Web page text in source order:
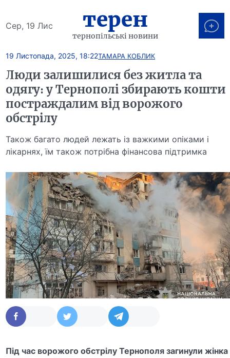
Сер, 19 Лис терен
тернопільські новини
19 Листопада, 2025, 18:22ТАМАРА КОБЛИК
Люди залишилися без житла та
одягу: у Тернополі збирають кошти
постраждалим від ворожого
обстрілу
Також багато людей лежать із важкими опіками і
лікарнях, їм також потрібна фінансова підтримка
Під час ворожого обстрілу Тернополя загинули жінка